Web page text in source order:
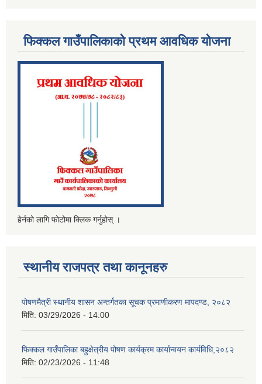
फिक्कल गाउँपालिकाको प्रथम आवधिक योजना
हेर्नको लागि फोटोमा क्लिक गर्नुहोस् ।
स्थानीय राजपत्र तथा कानूनहरु
पोषणमैत्री स्थानीय शासन अन्तर्गतका सूचक प्रमाणीकरण मापदण्ड, २०८२
मिति: 03/29/2026 - 14:00
फिक्कल गाउँपालिका बहुक्षेत्रीय पोषण कार्यक्रम कार्यान्वयन कार्यविधि,२०८२
मिति: 02/23/2026 - 11:48